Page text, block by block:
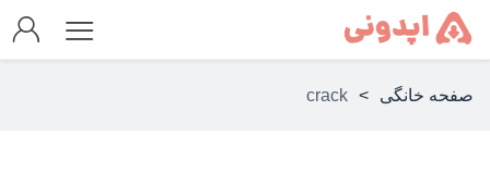
صفحه خانگی >
crack